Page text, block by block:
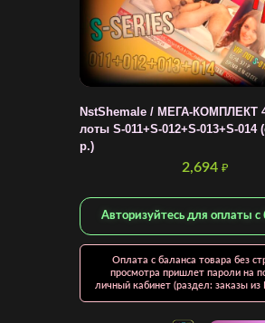
NstShemale / МЕГА-КОМПЛЕКТ
лоты S-011+S-012+S-013+S-014
р.)
2,694 ₽
Авторизуйтесь для оплаты с
Оплата с баланса товара без
просмотра пришлет пароли на
личный кабинет (раздел: заказы из